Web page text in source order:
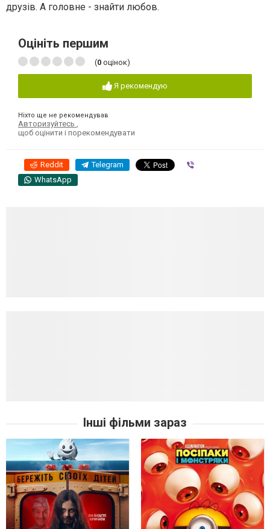
друзів. А головне - знайти любов.
Оцініть першим
(0 оцінок)
Я рекомендую
Ніхто ще не рекомендував
Авторизуйтесь ,
щоб оцінити і порекомендувати
Reddit Telegram
WhatsApp
Інші фільми зараз